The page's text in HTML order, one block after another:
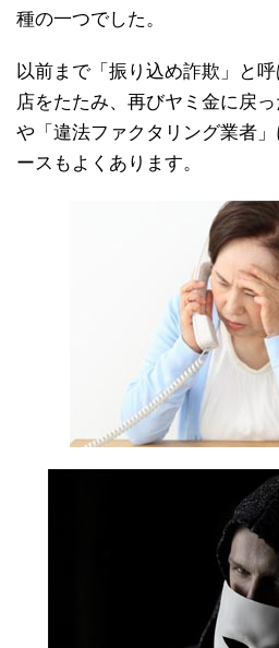
種の一つでした。
以前まで「振り込め詐欺」と
店をたたみ、再びヤミ金に戻っ
や「違法ファクタリング業者
ースもよくあります。